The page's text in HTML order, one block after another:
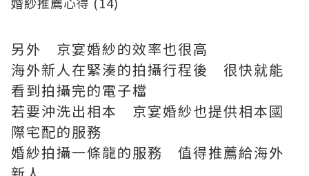
另外 京宴婚紗的效率也很高
海外新人在緊湊的拍攝行程後 很快就能
看到拍攝完的電子檔
若要沖洗出相本 京宴婚紗也提供相本國
際宅配的服務
婚紗拍攝一條龍的服務 值得推薦給海外